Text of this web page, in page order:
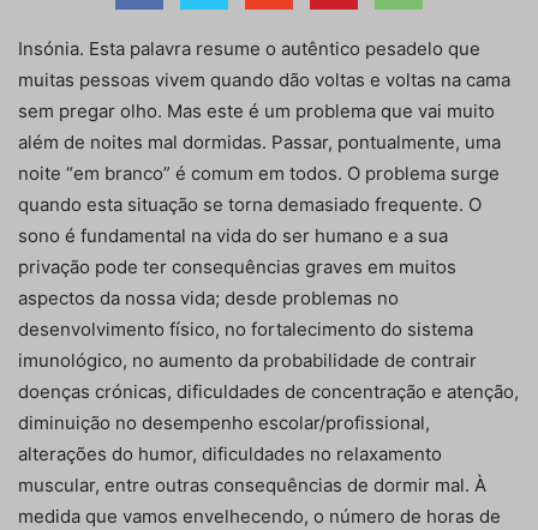
Insónia. Esta palavra resume o autêntico pesadelo que
muitas pessoas vivem quando dão voltas e voltas na cama
sem pregar olho. Mas este é um problema que vai muito
além de noites mal dormidas. Passar, pontualmente, uma
noite “em branco” é comum em todos. O problema surge
quando esta situação se torna demasiado frequente. O
sono é fundamental na vida do ser humano e a sua
privação pode ter consequências graves em muitos
aspectos da nossa vida; desde problemas no
desenvolvimento físico, no fortalecimento do sistema
imunológico, no aumento da probabilidade de contrair
doenças crónicas, dificuldades de concentração e atenção,
diminuição no desempenho escolar/profissional,
alterações do humor, dificuldades no relaxamento
muscular, entre outras consequências de dormir mal. À
medida que vamos envelhecendo, o número de horas de